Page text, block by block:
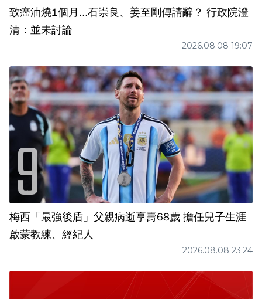
致癌油燒1個月...石崇良、姜至剛傳請辭？ 行政院澄
清：並未討論
2026.08.08 19:07
梅西「最強後盾」父親病逝享壽68歲 擔任兒子生涯
啟蒙教練、經紀人
2026.08.08 23:24